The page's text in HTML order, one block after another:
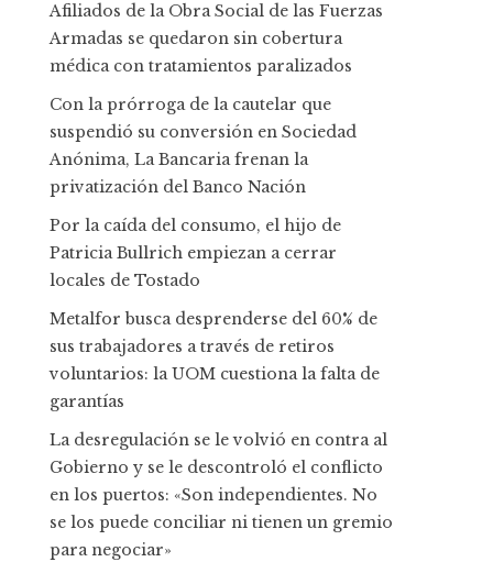
Afiliados de la Obra Social de las Fuerzas
Armadas se quedaron sin cobertura
médica con tratamientos paralizados
Con la prórroga de la cautelar que
suspendió su conversión en Sociedad
Anónima, La Bancaria frenan la
privatización del Banco Nación
Por la caída del consumo, el hijo de
Patricia Bullrich empiezan a cerrar
locales de Tostado
Metalfor busca desprenderse del 60% de
sus trabajadores a través de retiros
voluntarios: la UOM cuestiona la falta de
garantías
La desregulación se le volvió en contra al
Gobierno y se le descontroló el conflicto
en los puertos: «Son independientes. No
se los puede conciliar ni tienen un gremio
para negociar»